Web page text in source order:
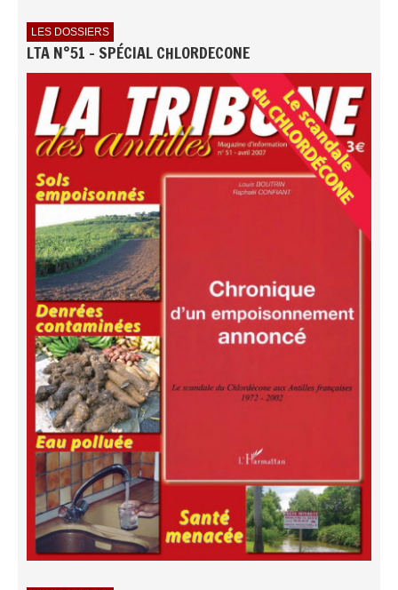
LES DOSSIERS
LTA N°51 - SPÉCIAL CHLORDECONE